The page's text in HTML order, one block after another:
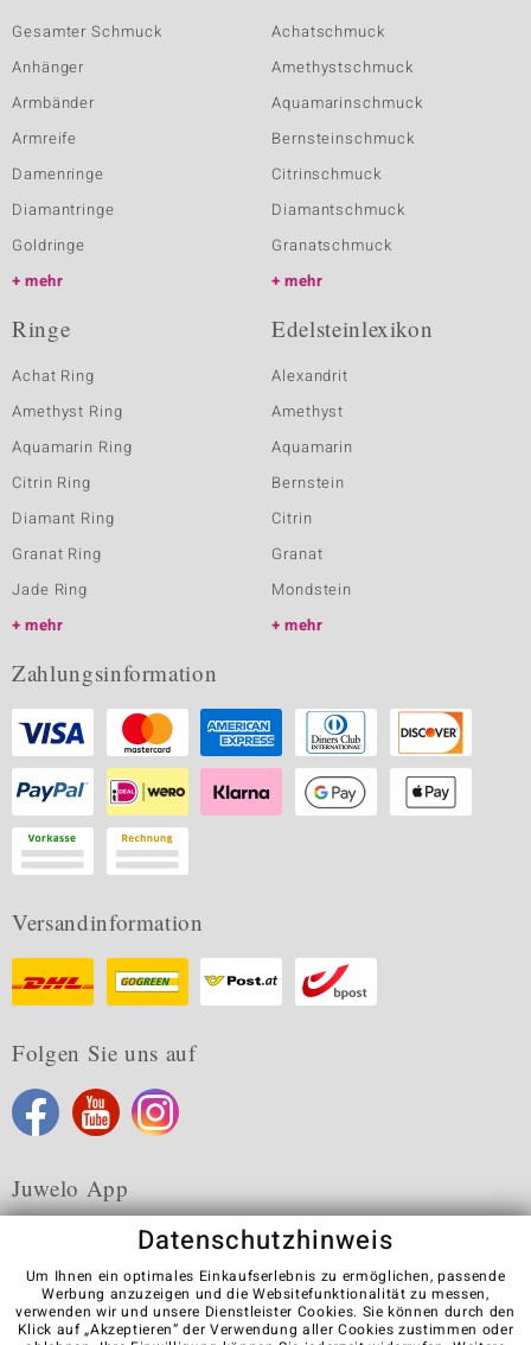
Gesamter Schmuck
Anhänger
Armbänder
Armreife
Damenringe
Diamantringe
Goldringe
mehr
Achatschmuck
Amethystschmuck
Aquamarinschmuck
Bernsteinschmuck
Citrinschmuck
Diamantschmuck
Granatschmuck
mehr
Ringe
Achat Ring
Amethyst Ring
Aquamarin Ring
Citrin Ring
Diamant Ring
Granat Ring
Jade Ring
mehr
Edelsteinlexikon
Alexandrit
Amethyst
Aquamarin
Bernstein
Citrin
Granat
Mondstein
mehr
Zahlungsinformation
Versandinformation
Folgen Sie uns auf
Juwelo App
Karriere AGB Datenschutz Cookies
Impressum
Kontakt
Vertrag widerrufen
Datenschutzhinweis
Um Ihnen ein optimales Einkaufserlebnis zu ermöglichen, passende
Werbung anzuzeigen und die Websitefunktionalität zu messen,
verwenden wir und unsere Dienstleister Cookies. Sie können durch den
Klick auf „Akzeptieren“ der Verwendung aller Cookies zustimmen oder